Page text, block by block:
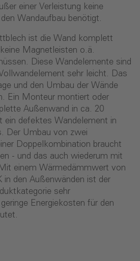
einer Verleistung keine
Wandaufbau benötigt.
ist die Wand komplett
Magnetleisten o.ä.
Diese Wandelemente sind
sehr leicht. Das
und den Umbau der Wände
Ein Monteur montiert oder
Außenwand in ca. 20
ein defektes Wandelement in
Der Umbau von zwei
Doppelkombination braucht
- und das auch wiederum mit
einem Wärmedämmwert von
in den Außenwänden ist der
sehr
Energiekosten für den